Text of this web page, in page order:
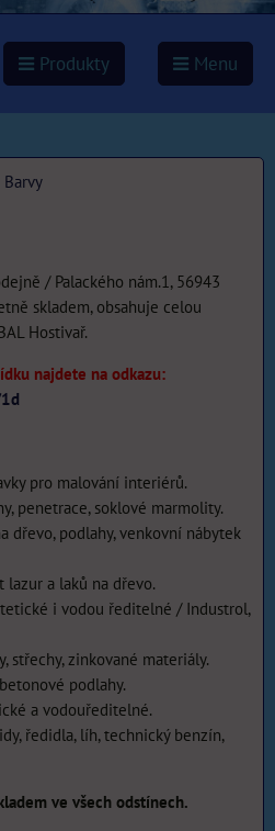
Produkty Menu
Barvy
/ Palackého nám.1, 56943
skladem, obsahuje celou
Hostivař.
najdete na odkazu:
pro malování interiérů.
penetrace, soklové marmolity.
dřevo, podlahy, venkovní nábytek
a laků na dřevo.
i vodou ředitelné / Industrol,
střechy, zinkované materiály.
podlahy.
a vodouředitelné.
ředidla, líh, technický benzín,
ve všech odstínech.